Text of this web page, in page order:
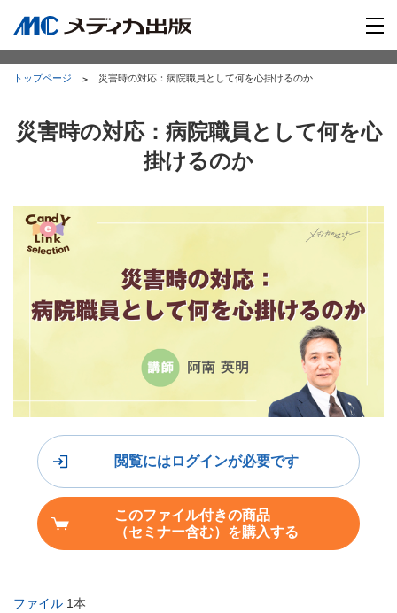
トップページ 災害時の対応：病院職員として何を心掛けるのか
災害時の対応：病院職員として何を心
掛けるのか
ファイル 1本
閲覧にはログインが必要です
このファイル付きの商品
（セミナー含む）を購入する